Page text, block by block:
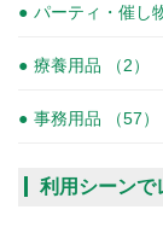
パーティ・催し
療養用品 （2）
事務用品 （57）
利用シーンで